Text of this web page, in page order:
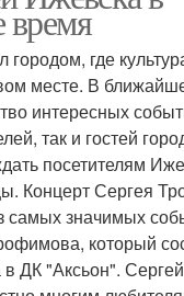
где
месте. В
интересных
так и гостей
посетителям
Концерт Сергея
значимых
который
в ДК "Аксьон".